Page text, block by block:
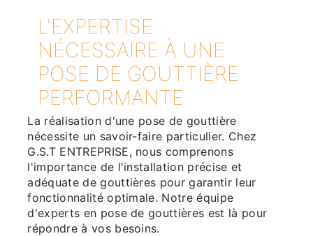
L'EXPERTISE
NÉCESSAIRE À UNE
POSE DE GOUTTIÈRE
PERFORMANTE
La réalisation d'une pose de gouttière
nécessite un savoir-faire particulier. Chez
G.S.T ENTREPRISE, nous comprenons
l'importance de l'installation précise et
adéquate de gouttières pour garantir leur
fonctionnalité optimale. Notre équipe
d'experts en pose de gouttières est là pour
répondre à vos besoins.